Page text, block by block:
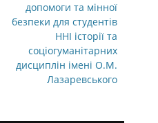
допомоги та мінної
безпеки для студентів
ННІ історії та
соціогуманітарних
дисциплін імені О.М.
Лазаревського